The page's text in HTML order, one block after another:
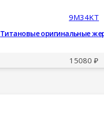
9M34KT
Титановые оригинальные
15080 ₽